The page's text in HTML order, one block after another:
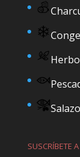
SUSCRÍBETE